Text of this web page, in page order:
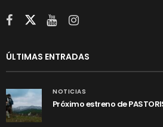
ÚLTIMAS ENTRADAS
NOTICIAS
Próximo estreno de